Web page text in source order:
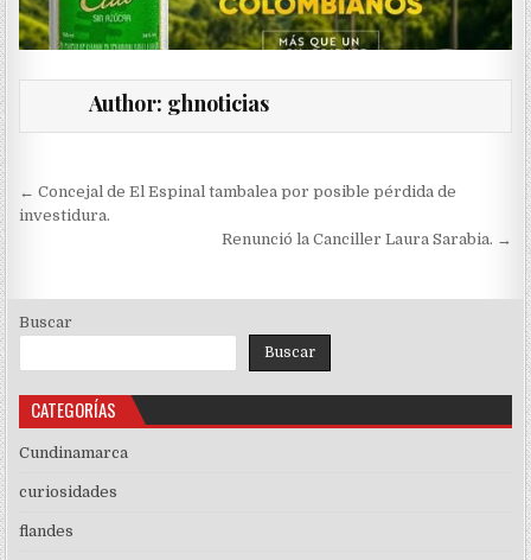
Author: ghnoticias
Navegación
de
← Concejal de El Espinal tambalea por posible pérdida de
investidura.
Renunció la Canciller Laura Sarabia. →
Buscar
Buscar
CATEGORÍAS
Cundinamarca
curiosidades
flandes